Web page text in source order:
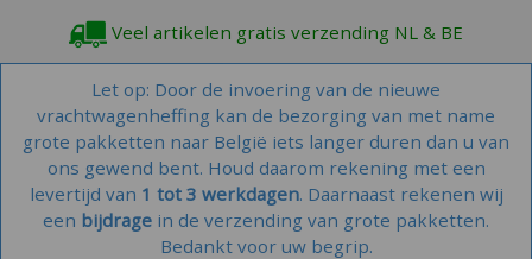
Veel artikelen gratis verzending NL & BE
Let op: Door de invoering van de nieuwe
vrachtwagenheffing kan de bezorging van met name
grote pakketten naar België iets langer duren dan u van
ons gewend bent. Houd daarom rekening met een
levertijd van 1 tot 3 werkdagen. Daarnaast rekenen wij
een bijdrage in de verzending van grote pakketten.
Bedankt voor uw begrip.